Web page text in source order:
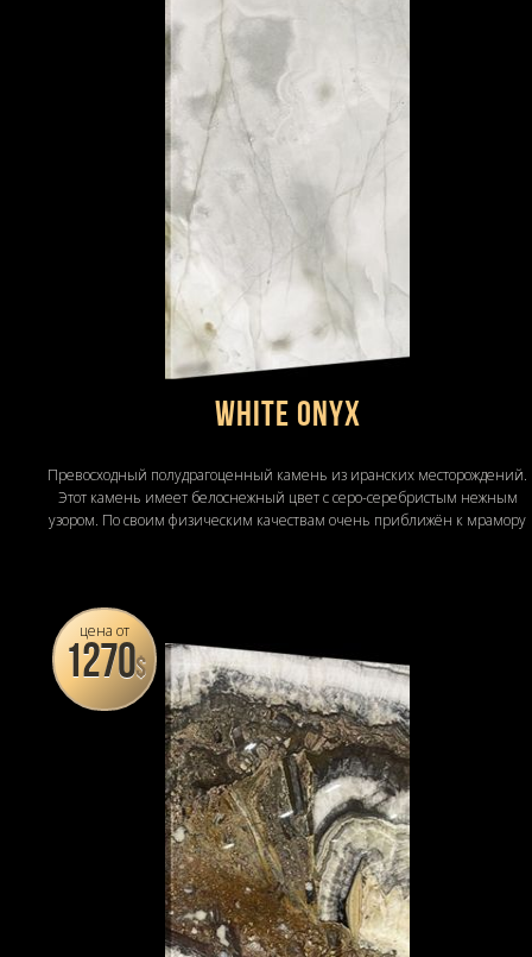
White Onyx
Превосходный полудрагоценный камень из иранских месторождений.
Этот камень имеет белоснежный цвет с серо-серебристым нежным
узором. По своим физическим качествам очень приближён к мрамору
цена от
1270$